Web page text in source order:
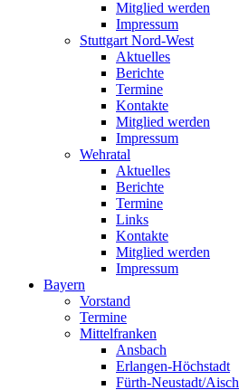
Mitglied werden
Impressum
Stuttgart Nord-West
Aktuelles
Berichte
Termine
Kontakte
Mitglied werden
Impressum
Wehratal
Aktuelles
Berichte
Termine
Links
Kontakte
Mitglied werden
Impressum
Bayern
Vorstand
Termine
Mittelfranken
Ansbach
Erlangen-Höchstadt
Fürth-Neustadt/Aisch